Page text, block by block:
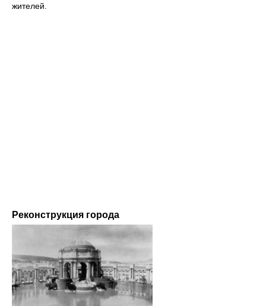
жителей.
Реконструкция города